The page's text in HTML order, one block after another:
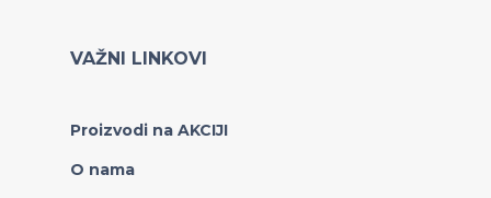
VAŽNI LINKOVI
Proizvodi na AKCIJI
O nama